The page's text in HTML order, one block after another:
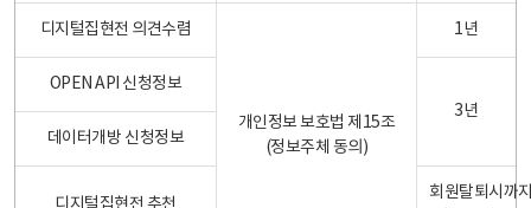
디지털집현전 의견수렴
개인정보 보호법 제15조
(정보주체 동의)
1년
OPEN API 신청정보
3년
데이터개방 신청정보
디지털집현전 추천
회원탈퇴시까